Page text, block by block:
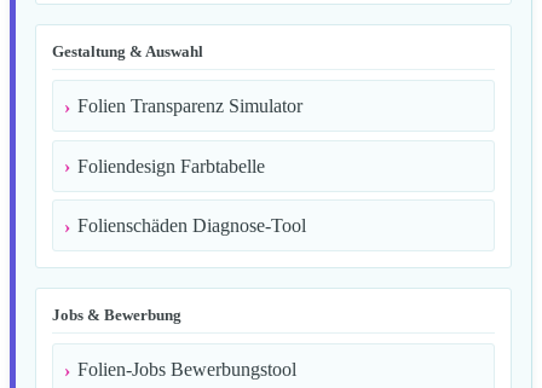
Gestaltung & Auswahl
Folien Transparenz Simulator
Foliendesign Farbtabelle
Folienschäden Diagnose-Tool
Jobs & Bewerbung
Folien-Jobs Bewerbungstool